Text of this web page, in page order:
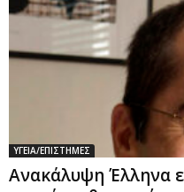
ΥΓΕΙΑ/ΕΠΙΣΤΗΜΕΣ
Ανακάλυψη Έλληνα